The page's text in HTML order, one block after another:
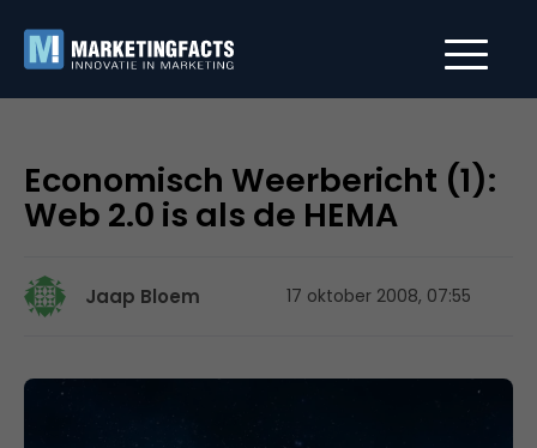
Economisch Weerbericht (1):
Web 2.0 is als de HEMA
Jaap Bloem 17 oktober 2008, 07:55